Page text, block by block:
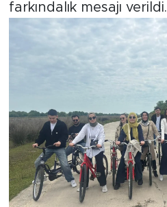
farkındalık mesajı verildi.